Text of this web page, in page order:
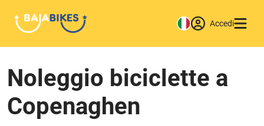
Accedi
Noleggio biciclette a
Copenaghen